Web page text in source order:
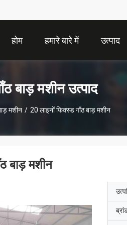
होम हमारे बारे में उत्पाद
बाड़ मशीन उत्पाद
मशीन / 20 लाइनों फिक्स्ड गाँठ बाड़ मशीन
बाड़ मशीन